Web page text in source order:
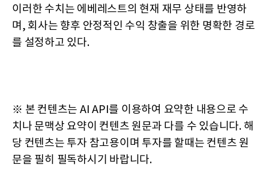
이러한 수치는 에베레스트의 현재 재무 상태를 반영하
며, 회사는 향후 안정적인 수익 창출을 위한 명확한 경로
를 설정하고 있다.
※ 본 컨텐츠는 AI API를 이용하여 요약한 내용으로 수
치나 문맥상 요약이 컨텐츠 원문과 다를 수 있습니다. 해
당 컨텐츠는 투자 참고용이며 투자를 할때는 컨텐츠 원
문을 필히 필독하시기 바랍니다.